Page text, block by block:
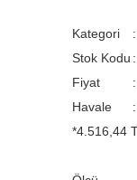
Kategori
Stok Kodu
Fiyat
Havale
*4.516,44